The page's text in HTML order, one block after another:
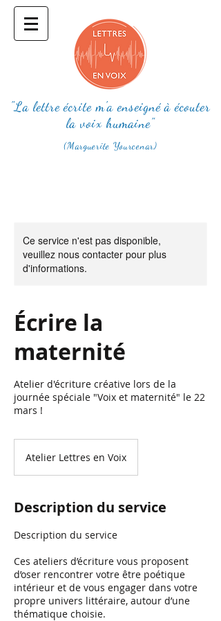
"La lettre écrite m'a enseigné à écouter
la voix humaine"
(Marguerite Yourcenar)
Ce service n'est pas disponible,
veuillez nous contacter pour plus
d'informations.
Écrire la
maternité
Atelier d'écriture créative lors de la
journée spéciale "Voix et maternité" le 22
mars !
Atelier Lettres en Voix
Description du service
Description du service
Ces ateliers d’écriture vous proposent
d’oser rencontrer votre être poétique
intérieur et de vous engager dans votre
propre univers littéraire, autour d’une
thématique choisie.